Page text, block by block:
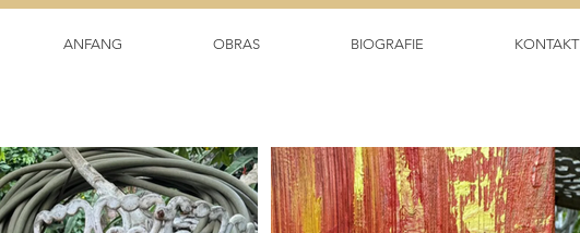
ANFANG OBRAS BIOGRAFIE KONTAKT